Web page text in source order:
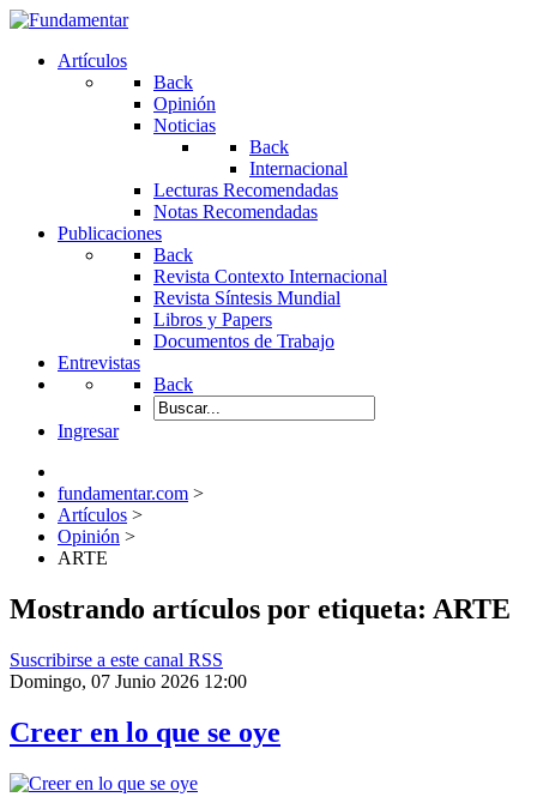
Artículos
Back
Opinión
Noticias
Back
Internacional
Lecturas Recomendadas
Notas Recomendadas
Publicaciones
Back
Revista Contexto Internacional
Revista Síntesis Mundial
Libros y Papers
Documentos de Trabajo
Entrevistas
Back
Ingresar
fundamentar.com >
Artículos >
Opinión >
ARTE
Mostrando artículos por etiqueta: ARTE
Suscribirse a este canal RSS
Domingo, 07 Junio 2026 12:00
Creer en lo que se oye